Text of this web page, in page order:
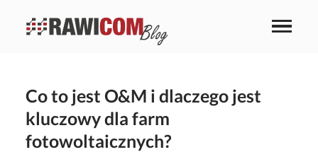
Co to jest O&M i dlaczego jest
kluczowy dla farm
fotowoltaicznych?